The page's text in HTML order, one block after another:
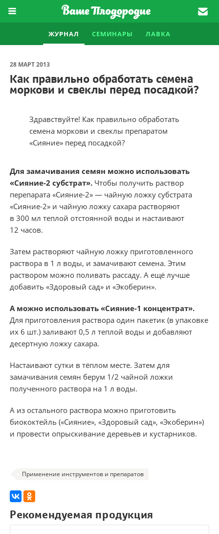
ЖУРНАЛ СЕМИНАРЫ ЛАВКА
28 МАРТ 2013
Как правильно обработать семена
моркови и свеклы перед посадкой?
Здравствуйте! Как правильно обработать
семена моркови и свеклы препаратом
«Сияние» перед посадкой?
Для замачивания семян можно использовать
«Сияние-2 субстрат». Чтобы получить раствор
перепарата «Сияние-2» — чайную ложку субстрата
«Сияние-2» и чайную ложку сахара растворяют
в 300 мл теплой отстоянной воды и настаивают
12 часов.
Затем растворяют чайную ложку приготовленного
раствора в 1 л воды, и замачивают семена. Этим
раствором можно поливать рассаду. А ещё лучше
добавить «Здоровый сад» и «Экоберин».
А можно использовать «Сияние-1 концентрат».
Для приготовления раствора один пакетик (в упаковке
их 6 шт.) заливают 0,5 л теплой воды и добавляют
десертную ложку сахара.
Настаивают сутки в тёплом месте. Затем для
замачивания семян берум 1/2 чайной ложки
полученного раствора на 1 л воды.
А из остального раствора можно приготовить
биококтейль («Сияние», «Здоровый сад», «Экоберин»)
и провести опрыскивание деревьев и кустарников.
Применение инструментов и препаратов
Рекомендуемая продукция